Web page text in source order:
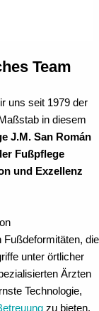
Team
uns seit 1979 der
in diesem
J.M. San Román
Fußpflege
und Exzellenz
Fußdeformitäten, die
unter örtlicher
Ärzten
Technologie,
zu bieten.